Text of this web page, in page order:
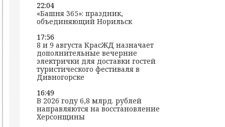
22:04
«Башня 365»: праздник,
объединяющий Норильск
17:56
8 и 9 августа КрасЖД назначает
дополнительные вечерние
электрички для доставки гостей
туристического фестиваля в
Дивногорске
16:49
В 2026 году 6,8 млрд. рублей
направляются на восстановление
Херсонщины